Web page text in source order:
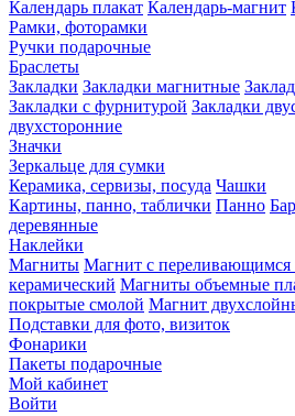
Календарь плакат Календарь-магнит
Рамки, фоторамки
Ручки подарочные
Браслеты
Закладки Закладки магнитные
Закладки с фурнитурой Закладки
двухсторонние
Значки
Зеркальце для сумки
Керамика, сервизы, посуда Чашки
Картины, панно, таблички Панно
деревянные
Наклейки
Магниты Магнит с переливающимся
керамический Магниты объемные
покрытые смолой Магнит
Подставки для фото, визиток
Фонарики
Пакеты подарочные
Мой кабинет
Войти